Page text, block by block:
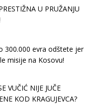
U PRUŽANJU
300.000 evra odštete jer
misije na Kosovu!
VUČIĆ NIJE JUČE
KOD KRAGUJEVCA?